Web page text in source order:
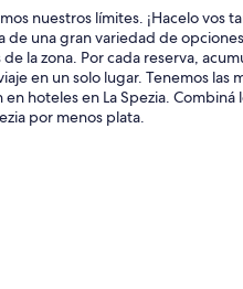
nuestros límites. ¡Hacelo vos
de una gran variedad de
la zona. Por cada reserva,
en un solo lugar. Tenemos las
hoteles en La Spezia. Combiná
por menos plata.